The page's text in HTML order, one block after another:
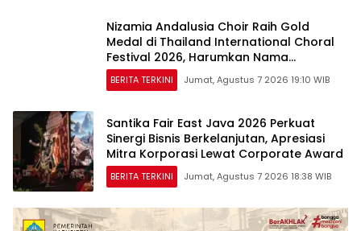
Nizamia Andalusia Choir Raih Gold
Medal di Thailand International Choral
Festival 2026, Harumkan Nama
Indonesia
BERITA TERKINI Jumat, Agustus 7 2026 19:10 WIB
Santika Fair East Java 2026 Perkuat
Sinergi Bisnis Berkelanjutan, Apresiasi
Mitra Korporasi Lewat Corporate Award
BERITA TERKINI Jumat, Agustus 7 2026 18:38 WIB